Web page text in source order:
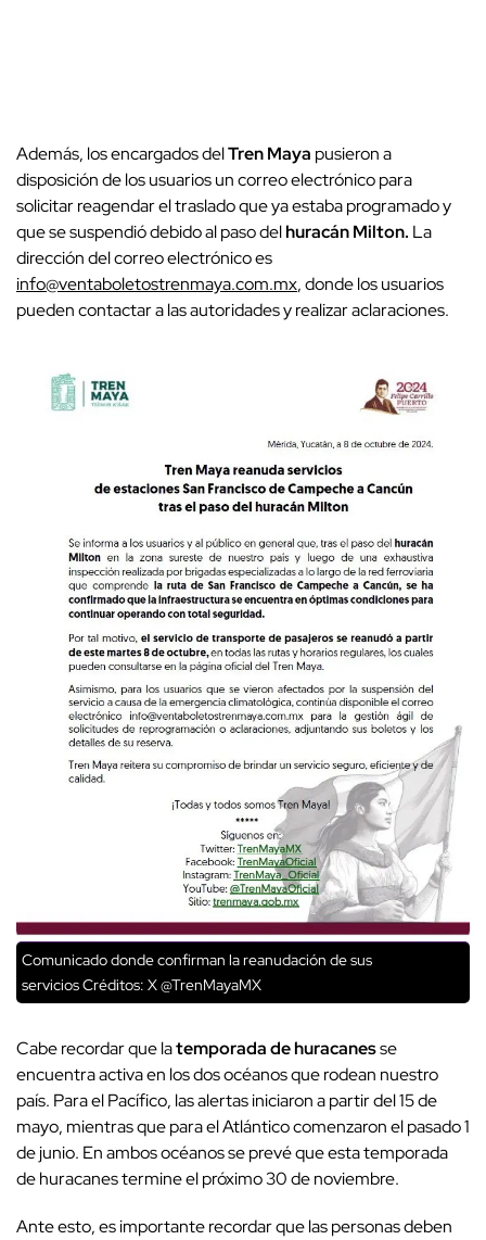
Además, los encargados delTren Maya pusieron a
disposición de los usuarios un correo electrónico para
solicitar reagendar el traslado que ya estaba programado y
que se suspendió debido al paso delhuracán Milton. La
dirección del correo electrónico es
info@ventaboletostrenmaya.com.mx, donde los usuarios
pueden contactar a las autoridades y realizar aclaraciones.
Comunicado donde confirman la reanudación de sus
serviciosCréditos: X @TrenMayaMX
Cabe recordar que latemporada de huracanesse
encuentra activa en los dos océanos que rodean nuestro
país. Para el Pacífico, las alertas iniciaron a partir del 15 de
mayo, mientras que para el Atlántico comenzaron el pasado 1
de junio. En ambos océanos se prevé que esta temporada
de huracanes termine el próximo 30 de noviembre.
Ante esto, es importante recordar que las personas deben